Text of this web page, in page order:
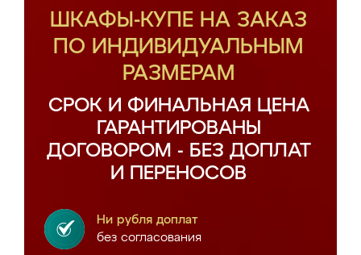
ШКАФЫ-КУПЕ НА ЗАКАЗ
ПО ИНДИВИДУАЛЬНЫМ
РАЗМЕРАМ
СРОК И ФИНАЛЬНАЯ ЦЕНА
ГАРАНТИРОВАНЫ
ДОГОВОРОМ - БЕЗ ДОПЛАТ
И ПЕРЕНОСОВ
Ни рубля доплат
без согласования